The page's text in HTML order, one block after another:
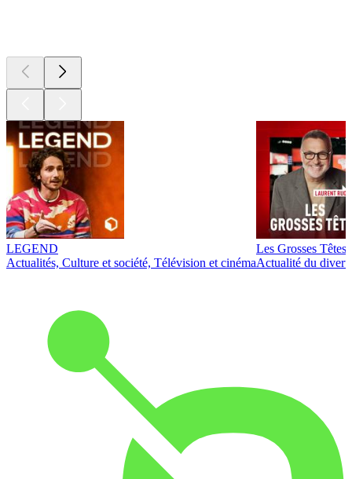
LEGEND
Actualités, Culture et société, Télévision et cinéma
Les Grosses Têtes
Actualité du